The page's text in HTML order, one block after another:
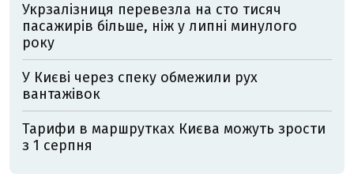
Укрзалізниця перевезла на сто тисяч
пасажирів більше, ніж у липні минулого
року
У Києві через спеку обмежили рух
вантажівок
Тарифи в маршрутках Києва можуть зрости
з 1 серпня